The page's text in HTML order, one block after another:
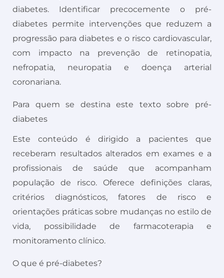
diabetes. Identificar precocemente o pré-
diabetes permite intervenções que reduzem a
progressão para diabetes e o risco cardiovascular,
com impacto na prevenção de retinopatia,
nefropatia, neuropatia e doença arterial
coronariana.
Para quem se destina este texto sobre pré-
diabetes
Este conteúdo é dirigido a pacientes que
receberam resultados alterados em exames e a
profissionais de saúde que acompanham
população de risco. Oferece definições claras,
critérios diagnósticos, fatores de risco e
orientações práticas sobre mudanças no estilo de
vida, possibilidade de farmacoterapia e
monitoramento clínico.
O que é pré-diabetes?